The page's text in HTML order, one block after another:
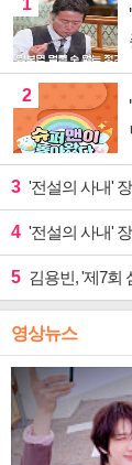
1
2
3 '전설의 사내'
4 '전설의 사내'
5 김용빈, '제7회
영상뉴스